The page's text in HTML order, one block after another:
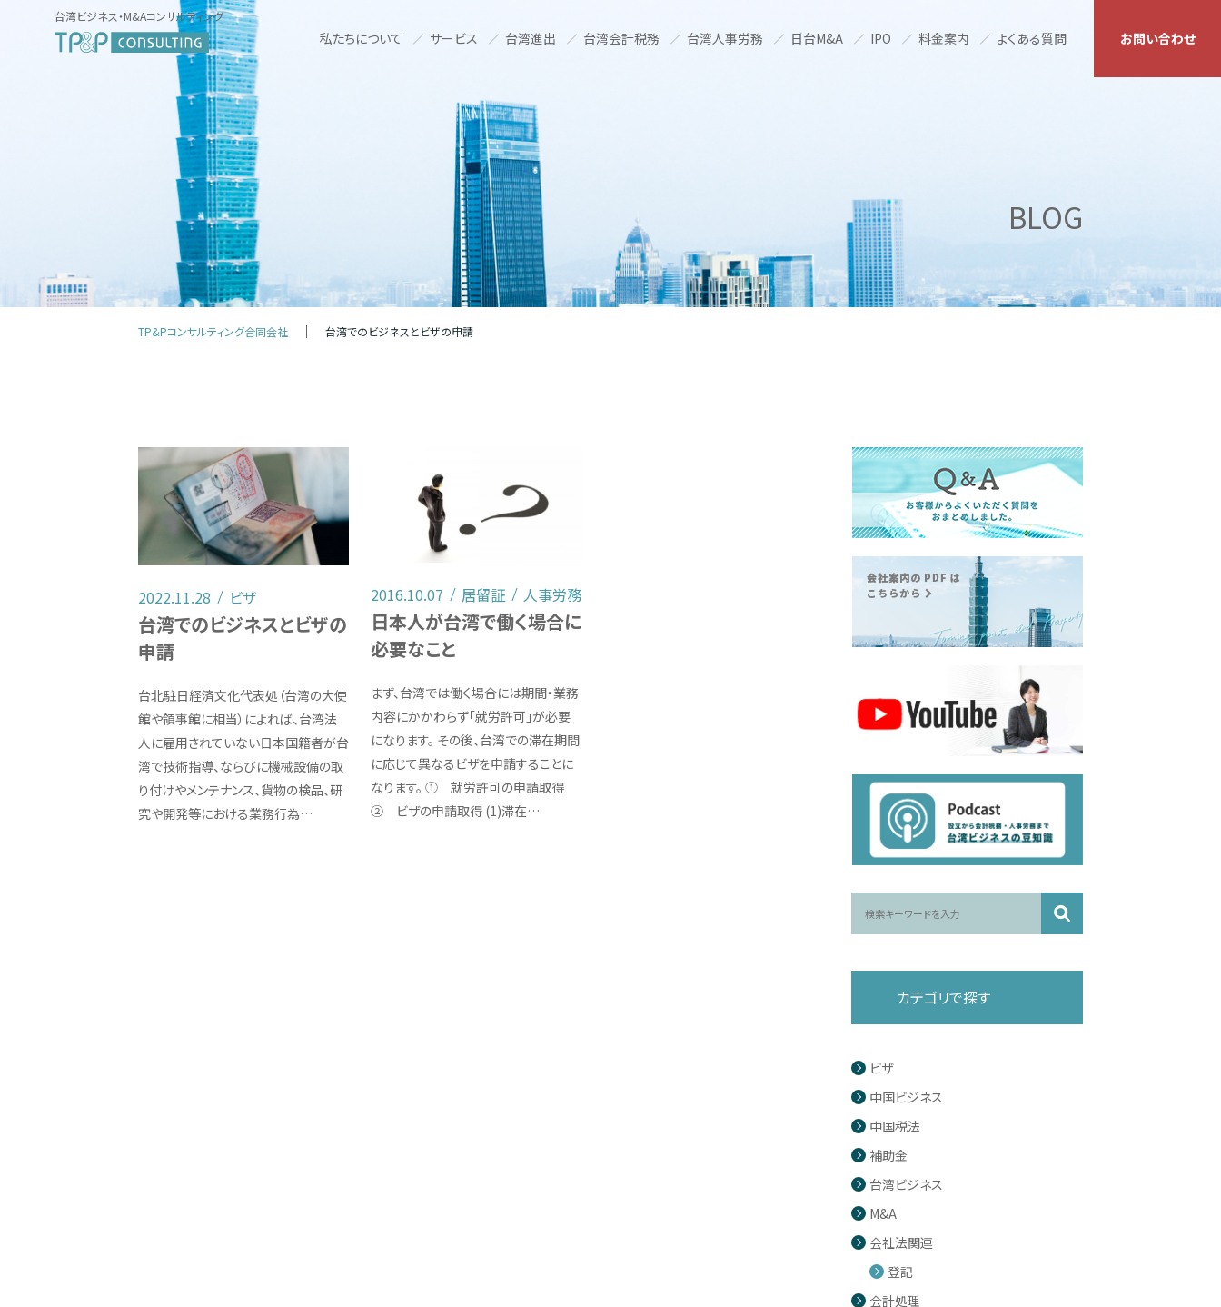
台湾ビジネス・M&Aコンサルティング
私たちについて サービス 台湾進出 台湾会計税務 台湾人事労務 日台M&A IPO 料金案内 よくある質問 お問い合わせ
BLOG
TP&Pコンサルティング合同会社 台湾でのビジネスとビザの申請
2022.11.28 ビザ
台湾でのビジネスとビザの
申請
台北駐日経済文化代表処（台湾の大使
館や領事館に相当）によれば、台湾法
人に雇用されていない日本国籍者が台
湾で技術指導、ならびに機械設備の取
り付けやメンテナンス、貨物の検品、研
究や開発等における業務行為…
2016.10.07 居留証 人事労務
日本人が台湾で働く場合に
必要なこと
まず、台湾では働く場合には期間・業務
内容にかかわらず「就労許可」が必要
になります。 その後、台湾での滞在期間
に応じて異なるビザを申請することに
なります。 ① 就労許可の申請取得
② ビザの申請取得 (1)滞在…
カテゴリで探す
ビザ
中国ビジネス
中国税法
補助金
台湾ビジネス
M&A
会社法関連
登記
会計処理